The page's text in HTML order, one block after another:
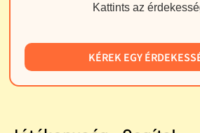
Kattints az
KÉREK EGY